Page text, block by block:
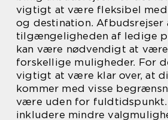
vigtigt at være fleksibel med
og destination. Afbudsrejser
tilgængeligheden af ledige
kan være nødvendigt at
forskellige muligheder. For
vigtigt at være klar over, at
kommer med visse
være uden for fuldtidspunkt.
inkludere mindre